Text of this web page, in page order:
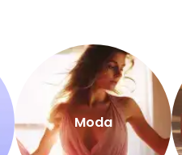
Moda